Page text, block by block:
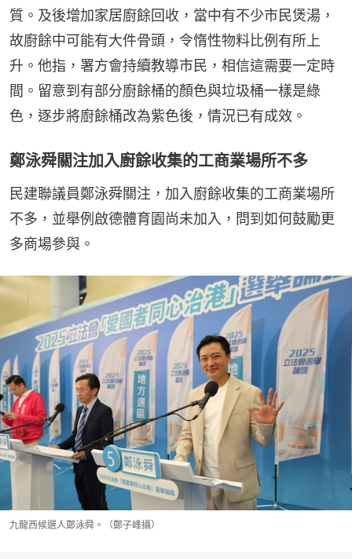
質。及後增加家居廚餘回收，當中有不少市民煲湯，
故廚餘中可能有大件骨頭，令惰性物料比例有所上
升。他指，署方會持續教導市民，相信這需要一定時
間。留意到有部分廚餘桶的顏色與垃圾桶一樣是綠
色，逐步將廚餘桶改為紫色後，情況已有成效。
鄭泳舜關注加入廚餘收集的工商業場所不多
民建聯議員鄭泳舜關注，加入廚餘收集的工商業場所
不多，並舉例啟德體育園尚未加入，問到如何鼓勵更
多商場參與。
九龍西候選人鄭泳舜。（鄭子峰攝）